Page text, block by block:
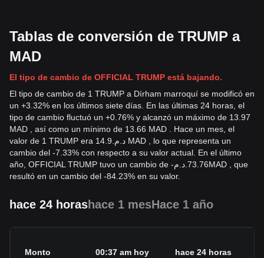
Tablas de conversión de TRUMP a
MAD
El tipo de cambio de OFFICIAL TRUMP está bajando.
El tipo de cambio de 1 TRUMP a Dírham marroquí se modificó en
un +3.32% en los últimos siete días. En las últimas 24 horas, el
tipo de cambio fluctuó un +0.76% y alcanzó un máximo de 13.97
MAD , así como un mínimo de 13.66 MAD . Hace un mes, el
valor de 1 TRUMP era د.م.14.9 MAD , lo que representa un
cambio del -7.33% con respecto a su valor actual. En el último
año, OFFICIAL TRUMP tuvo un cambio de - 73.76MAD , que
resultó en un cambio del -84.23% en su valor.
hace 24 horashace 1 mesHace 1 año
Monto 00:37 am hoy hace 24 horas